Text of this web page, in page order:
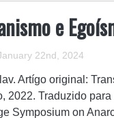
e
22nd, 2024
Artígo original:
2022. Traduzido
Symposium on